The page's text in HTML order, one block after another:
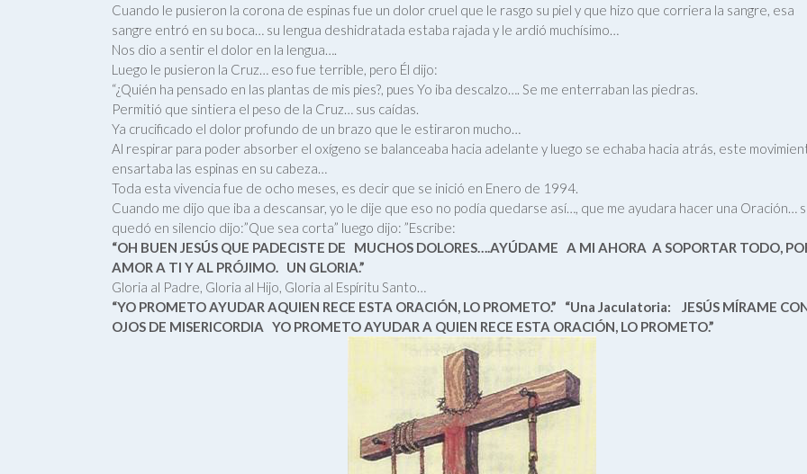
Cuando le pusieron la corona de espinas fue un dolor cruel que le rasgo su piel y que hizo que corriera la sangre, esa
sangre entró en su boca… su lengua deshidratada estaba rajada y le ardió muchísimo…
Nos dio a sentir el dolor en la lengua….
Luego le pusieron la Cruz… eso fue terrible, pero Él dijo:
“¿Quién ha pensado en las plantas de mis pies?, pues Yo iba descalzo…. Se me enterraban las piedras.
Permitió que sintiera el peso de la Cruz… sus caídas.
Ya crucificado el dolor profundo de un brazo que le estiraron mucho…
Al respirar para poder absorber el oxígeno se balanceaba hacia adelante y luego se echaba hacia atrás, este
ensartaba las espinas en su cabeza…
Toda esta vivencia fue de ocho meses, es decir que se inició en Enero de 1994.
Cuando me dijo que iba a descansar, yo le dije que eso no podía quedarse así…, que me ayudara hacer una Oración…
quedó en silencio dijo:”Que sea corta” luego dijo: ”Escribe:
“OH BUEN JESÚS QUE PADECISTE DE
MUCHOS DOLORES….AYÚDAME
A MI AHORA A SOPORTAR TODO,
AMOR A TI Y AL PRÓJIMO.
UN GLORIA.”
Gloria al Padre, Gloria al Hijo, Gloria al Espíritu Santo…
“YO PROMETO AYUDAR AQUIEN RECE ESTA ORACIÓN, LO PROMETO.”
“Una Jaculatoria:
JESÚS MÍRAME
OJOS DE MISERICORDIA YO PROMETO AYUDAR A QUIEN RECE ESTA ORACIÓN, LO PROMETO.”